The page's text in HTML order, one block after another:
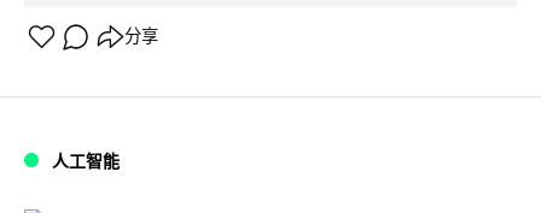
分享
人工智能